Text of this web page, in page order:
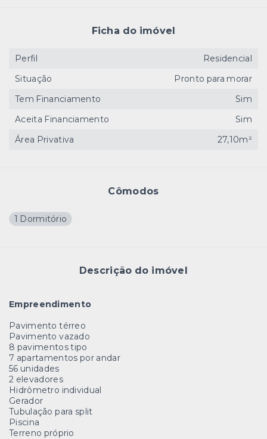
Cômodos
1 Dormitório
Descrição do imóvel
Empreendimento
Pavimento térreo
Pavimento vazado
8 pavimentos tipo
7 apartamentos por andar
56 unidades
2 elevadores
Hidrômetro individual
Gerador
Tubulação para split
Piscina
Terreno próprio
Ficha do imóvel
Perfil
Residencial
Situação
Pronto para morar
Tem Financiamento
Sim
Aceita Financiamento
Sim
Área Privativa
27,10m²